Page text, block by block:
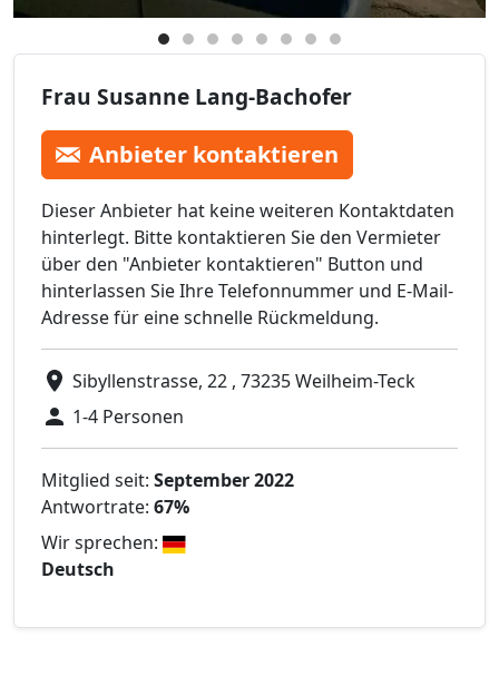
Frau Susanne Lang-Bachofer
Anbieter kontaktieren
Dieser Anbieter hat keine weiteren Kontaktdaten
hinterlegt. Bitte kontaktieren Sie den Vermieter
über den "Anbieter kontaktieren" Button und
hinterlassen Sie Ihre Telefonnummer und E-Mail-
Adresse für eine schnelle Rückmeldung.
Sibyllenstrasse, 22 , 73235 Weilheim-Teck
1-4 Personen
Mitglied seit: September 2022
Antwortrate: 67%
Wir sprechen:
Deutsch